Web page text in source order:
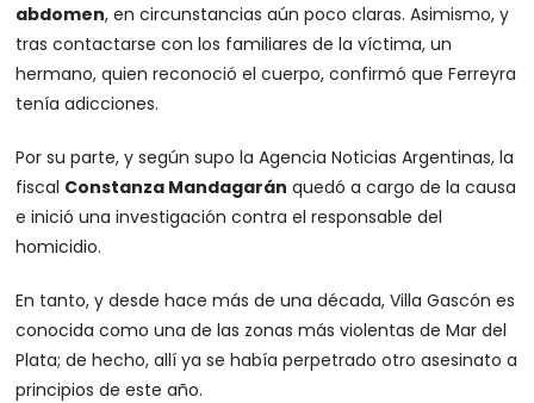
abdomen, en circunstancias aún poco claras. Asimismo, y
tras contactarse con los familiares de la víctima, un
hermano, quien reconoció el cuerpo, confirmó que Ferreyra
tenía adicciones.
Por su parte, y según supo la Agencia Noticias Argentinas, la
fiscal Constanza Mandagarán quedó a cargo de la causa
e inició una investigación contra el responsable del
homicidio.
En tanto, y desde hace más de una década, Villa Gascón es
conocida como una de las zonas más violentas de Mar del
Plata; de hecho, allí ya se había perpetrado otro asesinato a
principios de este año.